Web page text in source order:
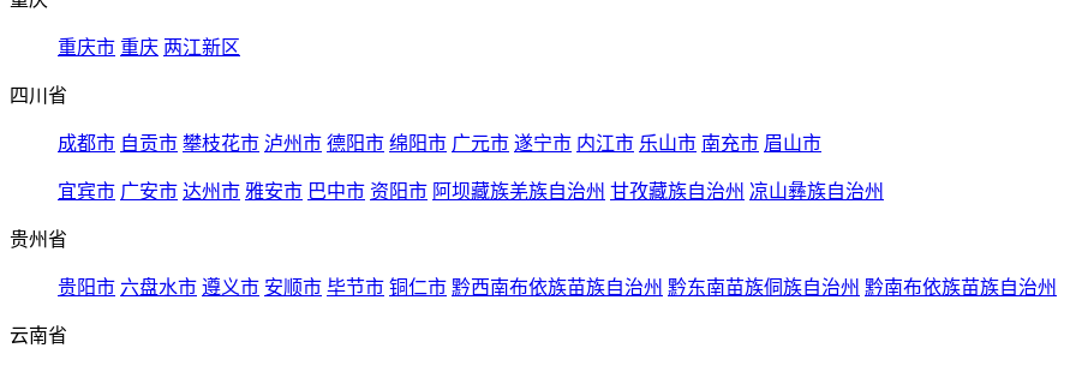
重庆市 重庆 两江新区
四川省
成都市 自贡市 攀枝花市 泸州市 德阳市 绵阳市 广元市 遂宁市 内江市 乐山市 南充市 眉山市
宜宾市 广安市 达州市 雅安市 巴中市 资阳市 阿坝藏族羌族自治州 甘孜藏族自治州 凉山彝族自治州
贵州省
贵阳市 六盘水市 遵义市 安顺市 毕节市 铜仁市 黔西南布依族苗族自治州 黔东南苗族侗族自治州 黔南布依族苗族自治州
云南省